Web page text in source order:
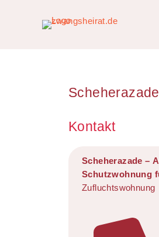
Kontakt
Scheherazade –
Schutzwohnung
Zufluchtswohnung